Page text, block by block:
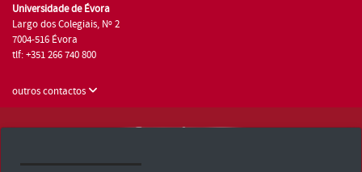
Universidade de Évora
Largo dos Colegiais, Nº 2
7004-516 Évora
tlf: +351 266 740 800
outros contactos